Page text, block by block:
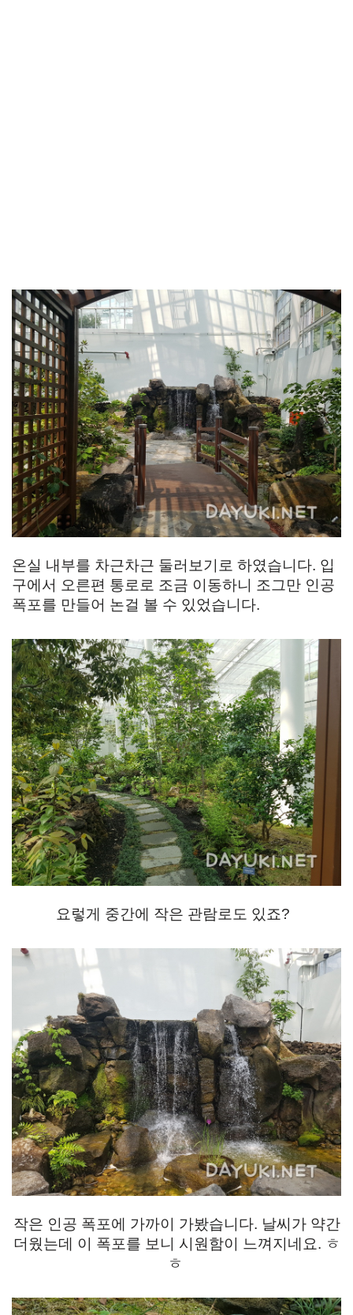
온실 내부를 차근차근 둘러보기로 하였습니다. 입
구에서 오른편 통로로 조금 이동하니 조그만 인공
폭포를 만들어 논걸 볼 수 있었습니다.
요렇게 중간에 작은 관람로도 있죠?
작은 인공 폭포에 가까이 가봤습니다. 날씨가 약간
더웠는데 이 폭포를 보니 시원함이 느껴지네요. ㅎ
ㅎ